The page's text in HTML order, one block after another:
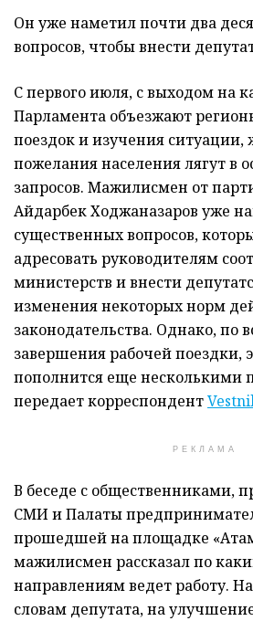
Он уже наметил почти два
вопросов, чтобы внести
С первого июля, с выходом на
Парламента объезжают
поездок и изучения ситуации,
пожелания населения лягут в
запросов. Мажилисмен от
Айдарбек Ходжаназаров уже
существенных вопросов,
адресовать руководителям
министерств и внести
изменения некоторых норм
законодательства. Однако, по
завершения рабочей поездки,
пополнится еще несколькими
передает корреспондент
РЕКЛАМА
В беседе с общественниками,
СМИ и Палаты
прошедшей на площадке
мажилисмен рассказал по
направлениям ведет работу.
словам депутата, на